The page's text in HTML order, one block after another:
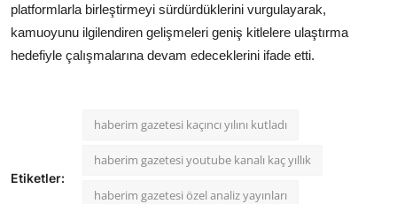
platformlarla birleştirmeyi sürdürdüklerini vurgulayarak,
kamuoyunu ilgilendiren gelişmeleri geniş kitlelere ulaştırma
hedefiyle çalışmalarına devam edeceklerini ifade etti.
Etiketler:
haberim gazetesi kaçıncı yılını kutladı
haberim gazetesi youtube kanalı kaç yıllık
haberim gazetesi özel analiz yayınları